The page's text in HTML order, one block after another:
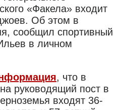
«Факела» входит
Об этом в
сообщил спортивный
в личном
, что в
руководящий пост в
входят 36-